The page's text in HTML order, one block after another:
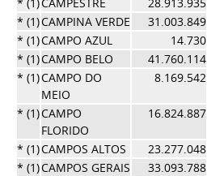
* (1)CAMPINA VERDE 31.003.849
* (1)CAMPO AZUL 14.730
* (1)CAMPO BELO 41.760.114
* (1)CAMPO DO
MEIO
8.169.542
* (1)CAMPO
FLORIDO
16.824.887
* (1)CAMPOS ALTOS 23.277.048
* (1)CAMPOS GERAIS 33.093.788